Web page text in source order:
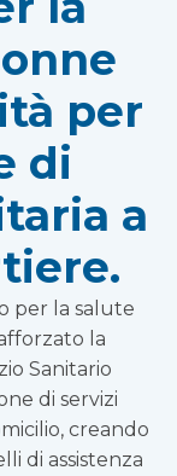
per
di
a
per la salute
la
Sanitario
di servizi
creando
di assistenza